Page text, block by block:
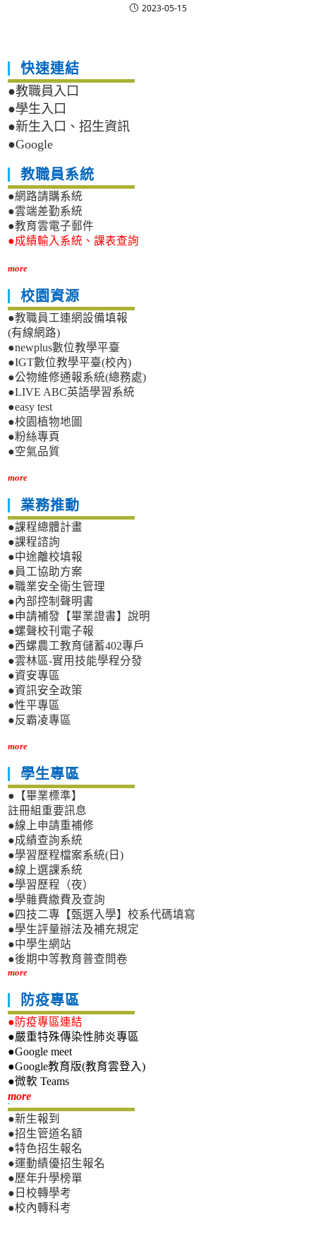
2023-05-15
快速連結
●教職員入口
●學生入口
●新生入口、招生資訊
●Google
教職員系統
●網路請購系統
●雲端差勤系統
●教育雲電子郵件
●成績輸入系統、課表查詢
more
校園資源
●教職員工連網設備填報
(有線網路)
●newplus數位教學平臺
●IGT數位教學平臺(校內)
●公物維修通報系統(總務處)
●LIVE ABC英語學習系統
●easy test
●校園植物地圖
●粉絲專頁
●空氣品質
more
業務推動
●課程總體計畫
●課程諮詢
●中途離校填報
●員工協助方案
●職業安全衛生管理
●內部控制聲明書
●申請補發【畢業證書】說明
●螺聲校刊電子報
●西螺農工教育儲蓄402專戶
●雲林區-實用技能學程分發
●資安專區
●資訊安全政策
●性平專區
●反霸凌專區
more
學生專區
●【畢業標準】
註冊組重要訊息
●線上申請重補修
●成績查詢系統
●學習歷程檔案系統(日)
●線上選課系統
●學習歷程（夜）
●學雜費繳費及查詢
●四技二專【甄選入學】校系代碼填寫
●學生評量辦法及補充規定
●中學生網站
●後期中等教育普查問卷
more
防疫專區
●防疫專區連結
●嚴重特殊傳染性肺炎專區
●Google meet
●Google教育版(教育雲登入)
●微軟 Teams
more新生專區
●新生報到
●招生管道名額
●特色招生報名
●運動績優招生報名
●歷年升學榜單
●日校轉學考
●校內轉科考